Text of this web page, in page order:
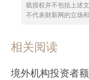
载授权并不包括上述
不代表财新网的立场和
相关阅读
境外机构投资者